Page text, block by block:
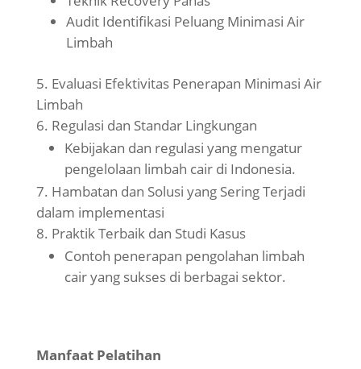
Audit Identifikasi Peluang Minimasi Air
Limbah
Evaluasi Efektivitas Penerapan Minimasi Air
Limbah
Regulasi dan Standar Lingkungan
Kebijakan dan regulasi yang mengatur
pengelolaan limbah cair di Indonesia.
Hambatan dan Solusi yang Sering Terjadi
dalam implementasi
Praktik Terbaik dan Studi Kasus
Contoh penerapan pengolahan limbah
cair yang sukses di berbagai sektor.
Manfaat Pelatihan